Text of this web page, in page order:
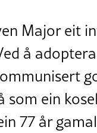
Major eit
å
som ein
77 år